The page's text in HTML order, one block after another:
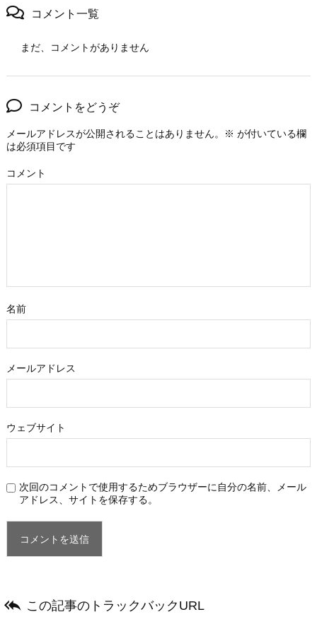
コメント一覧
まだ、コメントがありません
コメントをどうぞ
メールアドレスが公開されることはありません。 ※ が付いている欄
は必須項目です
コメント
名前
メールアドレス
ウェブサイト
次回のコメントで使用するためブラウザーに自分の名前、メール
アドレス、サイトを保存する。
 この記事のトラックバックURL